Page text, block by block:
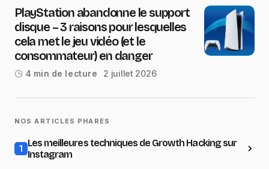
PlayStation abandonne le support
disque – 3 raisons pour lesquelles
cela met le jeu vidéo (et le
consommateur) en danger
4 min de lecture 2 juillet 2026
NOS ARTICLES PHARES
1 Les meilleures techniques de Growth Hacking sur
Instagram